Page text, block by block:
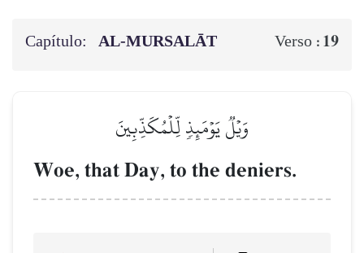
Capítulo: AL‑MURSALĀT Verso : 19
وَيۡلٞ يَوۡمَئِذٖ لِّلۡمُكَذِّبِينَ
Woe, that Day, to the deniers.